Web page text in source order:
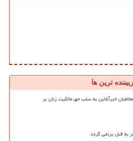
ترین ها
خبرآنلاین به سلب حق مالکیت زنان بر
به قبل برنمی گردد